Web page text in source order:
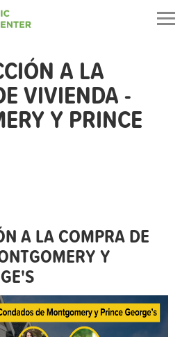
A LA
VIVIENDA -
Y PRINCE
A LA COMPRA DE
Y